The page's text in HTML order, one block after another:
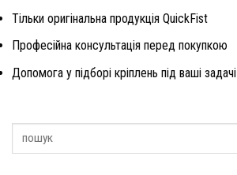
Тільки оригінальна продукція QuickFist
Професійна консультація перед покупкою
Допомога у підборі кріплень під ваші задачі